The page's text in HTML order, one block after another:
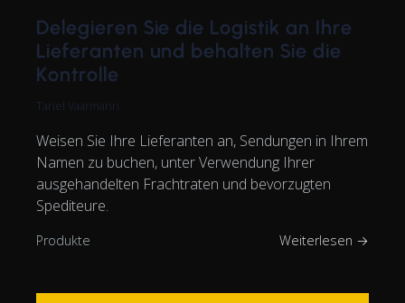
Delegieren Sie die Logistik an Ihre
Lieferanten und behalten Sie die
Kontrolle
Tanel Vaarmann
Weisen Sie Ihre Lieferanten an, Sendungen in Ihrem
Namen zu buchen, unter Verwendung Ihrer
ausgehandelten Frachtraten und bevorzugten
Spediteure.
Produkte Weiterlesen →